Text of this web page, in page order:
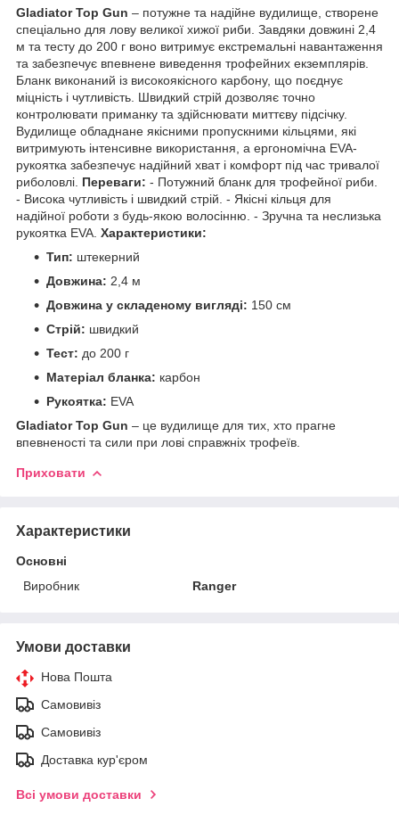
Gladiator Top Gun – потужне та надійне вудилище, створене
спеціально для лову великої хижої риби. Завдяки довжині 2,4
м та тесту до 200 г воно витримує екстремальні навантаження
та забезпечує впевнене виведення трофейних екземплярів.
Бланк виконаний із високоякісного карбону, що поєднує
міцність і чутливість. Швидкий стрій дозволяє точно
контролювати приманку та здійснювати миттєву підсічку.
Вудилище обладнане якісними пропускними кільцями, які
витримують інтенсивне використання, а ергономічна EVA-
рукоятка забезпечує надійний хват і комфорт під час тривалої
риболовлі. Переваги: - Потужний бланк для трофейної риби.
- Висока чутливість і швидкий стрій. - Якісні кільця для
надійної роботи з будь-якою волосінню. - Зручна та неслизька
рукоятка EVA. Характеристики:
Тип: штекерний
Довжина: 2,4 м
Довжина у складеному вигляді: 150 см
Стрій: швидкий
Тест: до 200 г
Матеріал бланка: карбон
Рукоятка: EVA
Gladiator Top Gun – це вудилище для тих, хто прагне
впевненості та сили при лові справжніх трофеїв.
Приховати
Характеристики
Основні
Виробник
Ranger
Умови доставки
Нова Пошта
Самовивіз
Самовивіз
Доставка кур'єром
Всі умови доставки